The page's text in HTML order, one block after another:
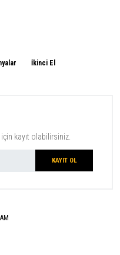
İkinci El
kayıt olabilirsiniz.